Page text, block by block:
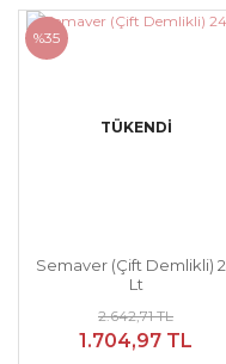
%35
TÜKENDİ
Semaver (Çift Demlikli)
Lt
2.642,71 TL
1.704,97 TL